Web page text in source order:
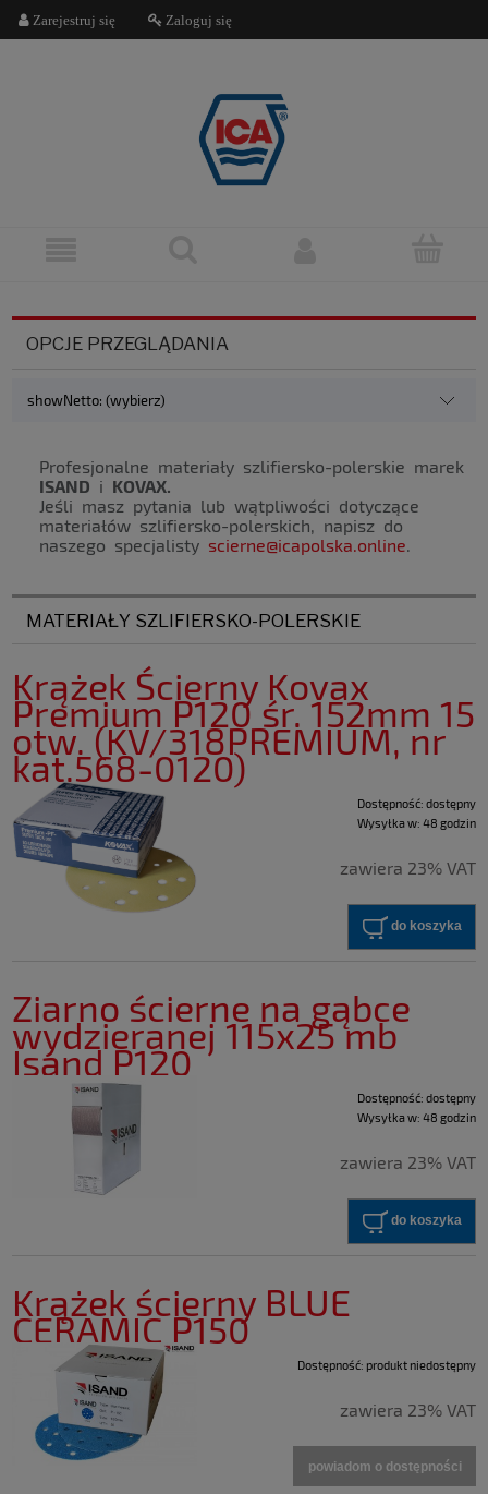
Zarejestruj się Zaloguj się
OPCJE PRZEGLĄDANIA
showNetto: (wybierz)
Profesjonalne materiały szlifiersko-polerskie marek
ISAND i KOVAX.
Jeśli masz pytania lub wątpliwości dotyczące
materiałów szlifiersko-polerskich, napisz do
naszego specjalisty scierne@icapolska.online.
MATERIAŁY SZLIFIERSKO-POLERSKIE
Krążek Ścierny Kovax
Premium P120 śr. 152mm 15
otw. (KV/318PREMIUM, nr
kat.568-0120)
Dostępność: dostępny
Wysyłka w: 48 godzin
zawiera 23% VAT
do koszyka
Ziarno ścierne na gąbce
wydzieranej 115x25 mb
Isand P120
Dostępność: dostępny
Wysyłka w: 48 godzin
zawiera 23% VAT
do koszyka
Krążek ścierny BLUE
CERAMIC P150
Dostępność: produkt niedostępny
zawiera 23% VAT
powiadom o dostępności